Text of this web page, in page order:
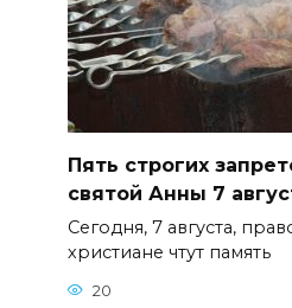
Пять строгих
святой Анны 7
Сегодня, 7 августа,
христиане чтут память
20